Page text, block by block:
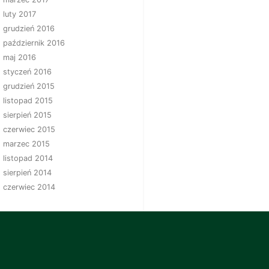
luty 2017
grudzień 2016
październik 2016
maj 2016
styczeń 2016
grudzień 2015
listopad 2015
sierpień 2015
czerwiec 2015
marzec 2015
listopad 2014
sierpień 2014
czerwiec 2014